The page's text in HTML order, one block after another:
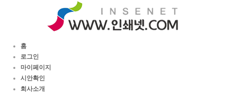
홈
로그인
마이페이지
시안확인
회사소개